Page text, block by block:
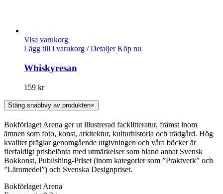
Visa varukorg
Lägg till i varukorg / Detaljer Köp nu
Whiskyresan
159 kr
Stäng snabbvy av produkten×
Bokförlaget Arena ger ut illustrerad facklitteratur, främst inom
ämnen som foto, konst, arkitektur, kulturhistoria och trädgård. Hög
kvalitet präglar genomgående utgivningen och våra böcker är
flerfaldigt prisbelönta med utmärkelser som bland annat Svensk
Bokkonst, Publishing-Priset (inom kategorier som ”Praktverk” och
”Läromedel”) och Svenska Designpriset.
Bokförlaget Arena